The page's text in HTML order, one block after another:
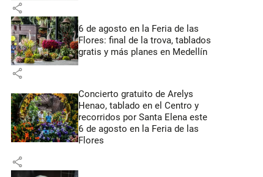
share
6 de agosto en la Feria de las
Flores: final de la trova, tablados
gratis y más planes en Medellín
share
Concierto gratuito de Arelys
Henao, tablado en el Centro y
recorridos por Santa Elena este
6 de agosto en la Feria de las
Flores
share